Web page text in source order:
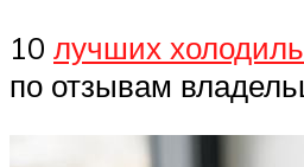
10 лучших
по отзывам